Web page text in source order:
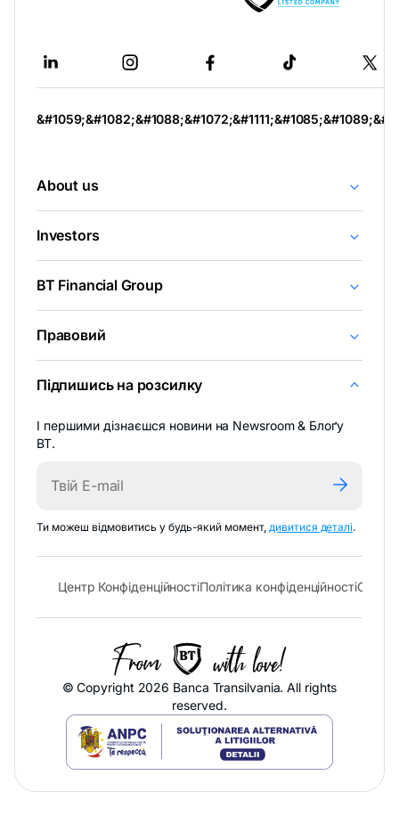
новій
вкладці
About us
Investors
BT Financial Group
Правовий
Підпишись на розсилку
І першими дізнаєшся новини на Newsroom & Блоґу
BT.
Ти можеш відмовитись у будь-який момент,дивитися деталі-
в
вкладці
.
Центр Конфіденційності- відкривається в новій вкладці
Політика конфіденційності-
© Copyright 2026 Banca Transilvania. All rights
reserved.
відкривається